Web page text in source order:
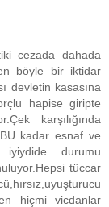
cezada dahada
böyle bir iktidar
devletin kasasına
hapise giripte
karşılığında
kadar esnaf ve
durumu
tüccar
hiçmi vicdanlar